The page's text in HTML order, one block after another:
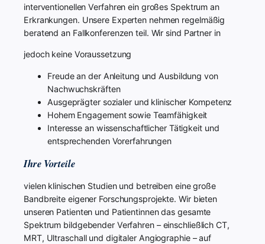
interventionellen Verfahren ein großes Spektrum an
Erkrankungen. Unsere Experten nehmen regelmäßig
beratend an Fallkonferenzen teil. Wir sind Partner in
jedoch keine Voraussetzung
Freude an der Anleitung und Ausbildung von
Nachwuchskräften
Ausgeprägter sozialer und klinischer Kompetenz
Hohem Engagement sowie Teamfähigkeit
Interesse an wissenschaftlicher Tätigkeit und
entsprechenden Vorerfahrungen
Ihre Vorteile
vielen klinischen Studien und betreiben eine große
Bandbreite eigener Forschungsprojekte. Wir bieten
unseren Patienten und Patientinnen das gesamte
Spektrum bildgebender Verfahren – einschließlich CT,
MRT, Ultraschall und digitaler Angiographie – auf